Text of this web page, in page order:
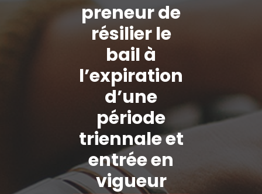
preneur de
résilier le
bail à
l’expiration
d’une
période
triennale et
entrée en
vigueur